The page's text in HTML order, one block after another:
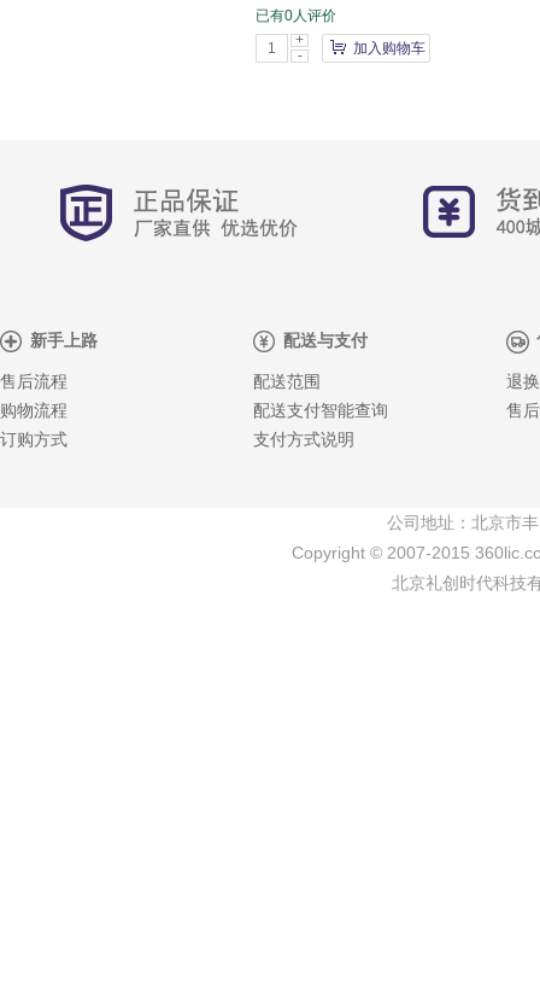
已有0人评价
+
-
加入购物车
新手上路
售后流程
购物流程
订购方式
配送与支付
配送范围
配送支付智能查询
支付方式说明
退
售
公司地址：北京市
Copyright © 2007-2015
北京礼创时代科技